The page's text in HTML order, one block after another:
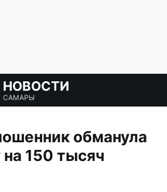
НОВОСТИ
САМАРЫ
обманула
150 тысяч